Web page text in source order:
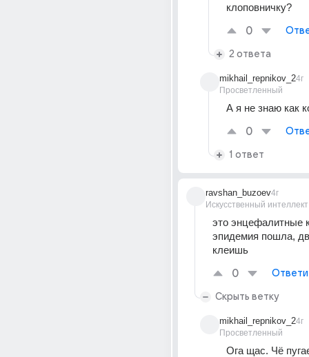
клоповничку?
0
2 ответа
mikhail_repnikov_2
Просветленный
4г
А я не знаю как
0
1 ответ
ravshan_buzoev
Искусственный интеллект
4г
это энцефалитные
эпидемия пошла,
клеишь
0
Скрыть ветку
mikhail_repnikov_2
Просветленный
4г
Ога щас. Чё